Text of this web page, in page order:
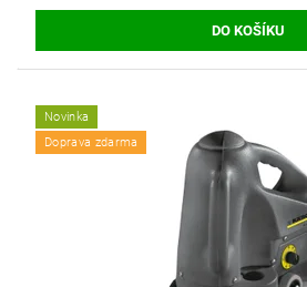
Novinka
Doprava zdarma